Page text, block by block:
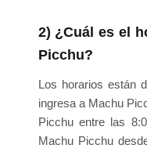
2) ¿Cuál es el
Picchu?
Los horarios están
ingresa a Machu
Picchu entre las
Machu Picchu